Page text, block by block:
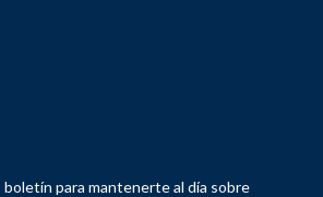
para mantenerte al día sobre